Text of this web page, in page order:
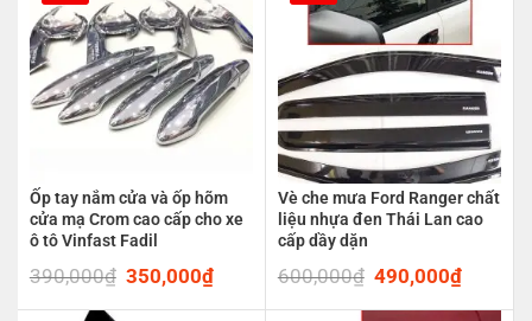
Ốp tay nắm cửa và ốp hõm
cửa mạ Crom cao cấp cho xe
ô tô Vinfast Fadil
390,000₫ Original
was:
350,000₫Current
is:
Vè che mưa Ford Ranger chất
liệu nhựa đen Thái Lan cao
cấp dầy dặn
600,000₫ Original
was:
490,000₫Current
is: